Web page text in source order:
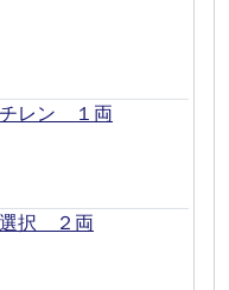
レン １両
選択 ２両